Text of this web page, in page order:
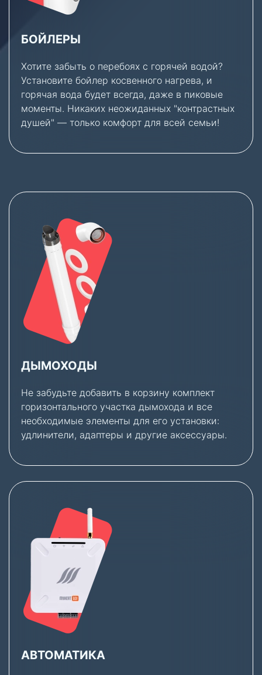
БОЙЛЕРЫ
Хотите забыть о перебоях с горячей водой?
Установите бойлер косвенного нагрева, и
горячая вода будет всегда, даже в пиковые
моменты. Никаких неожиданных "контрастных
душей" — только комфорт для всей семьи!
ДЫМОХОДЫ
Не забудьте добавить в корзину комплект
горизонтального участка дымохода и все
необходимые элементы для его установки:
удлинители, адаптеры и другие аксессуары.
АВТОМАТИКА